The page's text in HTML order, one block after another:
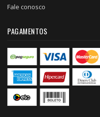
Fale conosco
PAGAMENTOS